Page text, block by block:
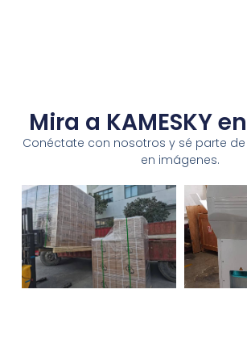
Mira a KAMESKY
Conéctate con nosotros y sé parte
en imágenes.